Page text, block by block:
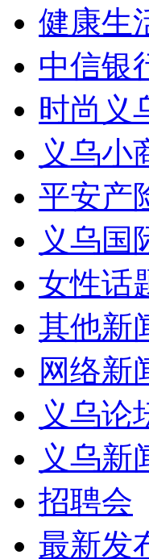
健康生
中信银
时尚义
义乌小
平安产
义乌国
女性话
其他新
网络新
义乌论
义乌新
招聘会
最新发